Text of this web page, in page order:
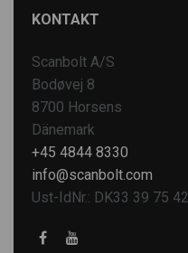
KONTAKT
Scanbolt A/S
Bodøvej 8
8700 Horsens
Dänemark
+45 4844 8330
info@scanbolt.com
Ust-IdNr.: DK33 39 75 42